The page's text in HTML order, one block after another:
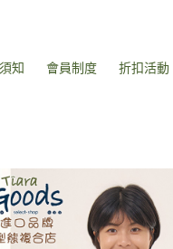
知 會員制度 折扣活動